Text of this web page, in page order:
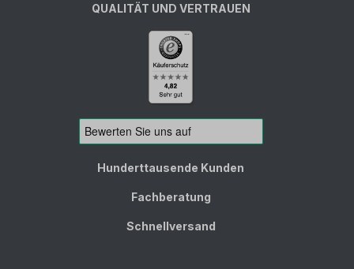
QUALITÄT UND VERTRAUEN
Hunderttausende Kunden
Fachberatung
Schnellversand